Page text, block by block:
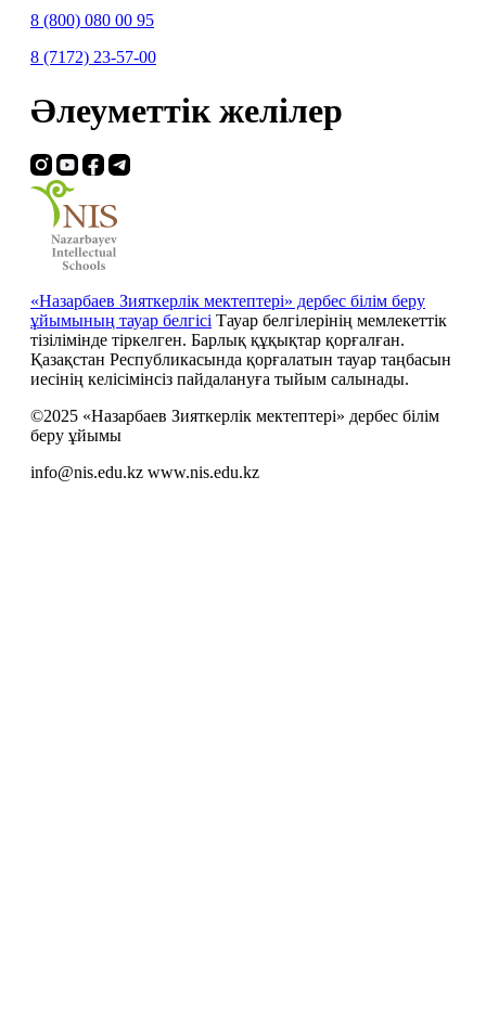
8 (800) 080 00 95
8 (7172) 23-57-00
Әлеуметтік желілер
«Назарбаев Зияткерлік мектептері» дербес білім беру
ұйымының тауар белгісі Тауар белгілерінің мемлекеттік
тізілімінде тіркелген. Барлық құқықтар қорғалған.
Қазақстан Республикасында қорғалатын тауар таңбасын
иесiнiң келiсiмiнсiз пайдалануға тыйым салынады.
©2025 «Назарбаев Зияткерлік мектептері» дербес білім
беру ұйымы
info@nis.edu.kz www.nis.edu.kz